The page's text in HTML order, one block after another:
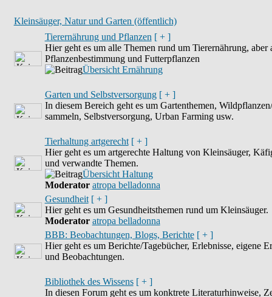
Kleinsäuger, Natur und Garten (öffentlich)
Tierernährung und Pflanzen [ + ]
Hier geht es um alle Themen rund um Tierernährung, aber
Pflanzenbestimmung und Futterpflanzen
Übersicht Ernährung
Garten und Selbstversorgung [ + ]
In diesem Bereich geht es um Gartenthemen,
sammeln, Selbstversorgung, Urban Farming usw.
Tierhaltung artgerecht [ + ]
Hier geht es um artgerechte Haltung von Kleinsäuger,
und verwandte Themen.
Übersicht Haltung
Moderator atropa belladonna
Gesundheit [ + ]
Hier geht es um Gesundheitsthemen rund um Kleinsäuger.
Moderator atropa belladonna
BBB: Beobachtungen, Blogs, Berichte [ + ]
Hier geht es um Berichte/Tagebücher, Erlebnisse, eigene
und Beobachtungen.
Bibliothek des Wissens [ + ]
In diesen Forum geht es um konktrete Literaturhinweise,